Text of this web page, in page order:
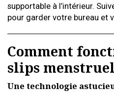
supportable à l’intérieur.
pour garder votre bureau et
Comment
slips
Une technologie